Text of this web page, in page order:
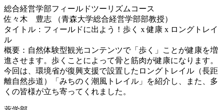
総合経営学部フィールドツーリズムコース
佐々木 豊志 （青森大学総合経営学部部教授）
タイトル：フィールドに出よう！歩く x 健康 x ロングトレイ
ル
概要：自然体験型観光コンテンツで「歩く」ことが健康を増
進させます。歩くことによって骨と筋肉が健康になります。
今回は、環境省が復興支援で設置したロングトレイル（長距
離自然歩道）「みちのく潮風トレイル」を紹介し、また、多
くの皆様が立ち寄ってくれました。